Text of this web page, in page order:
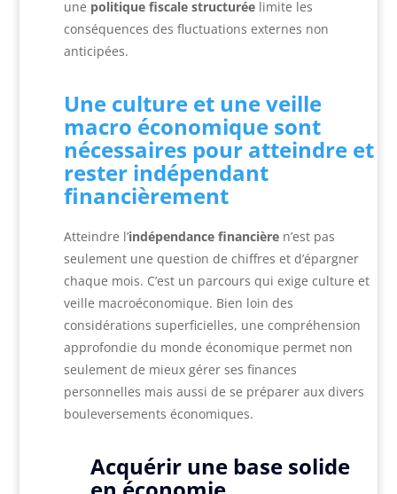
une politique fiscale structurée limite les
conséquences des fluctuations externes non
anticipées.
Une culture et une veille
macro économique sont
nécessaires pour atteindre et
rester indépendant
financièrement
Atteindre l’indépendance financière n’est pas
seulement une question de chiffres et d’épargner
chaque mois. C’est un parcours qui exige culture et
veille macroéconomique. Bien loin des
considérations superficielles, une compréhension
approfondie du monde économique permet non
seulement de mieux gérer ses finances
personnelles mais aussi de se préparer aux divers
bouleversements économiques.
Acquérir une base solide